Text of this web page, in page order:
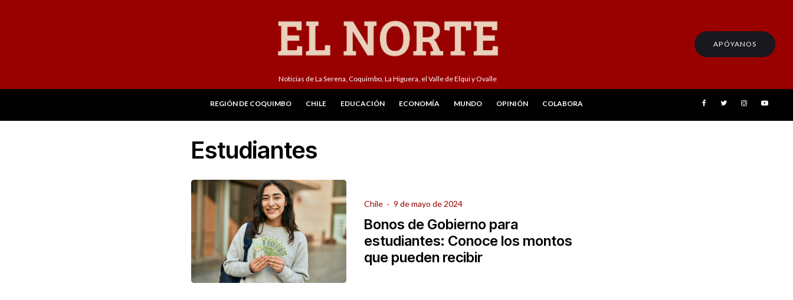
Noticias de La Serena, Coquimbo, La Higuera, el Valle de Elqui y Ovalle
APÓYANOS
REGIÓN DE COQUIMBO CHILE EDUCACIÓN ECONOMÍA MUNDO OPINIÓN COLABORA
Estudiantes
Chile · 9 de mayo de 2024
Bonos de Gobierno para
estudiantes: Conoce los montos
que pueden recibir